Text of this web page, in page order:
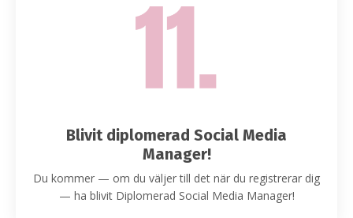
Blivit diplomerad Social Media
Manager!
Du kommer — om du väljer till det när du registrerar dig
— ha blivit Diplomerad Social Media Manager!